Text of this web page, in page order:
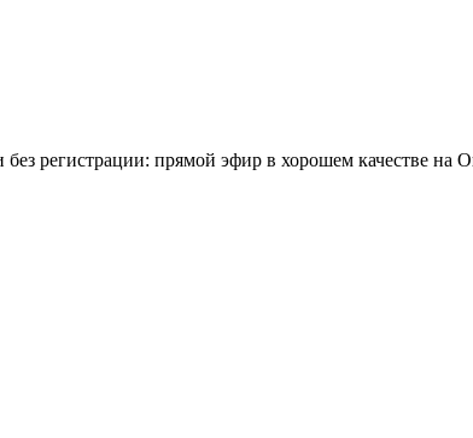
регистрации: прямой эфир в хорошем качестве на